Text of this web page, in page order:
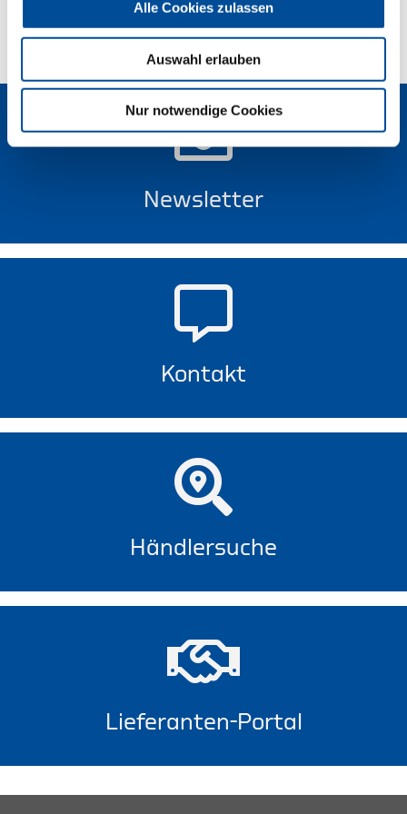
Alle Cookies zulassen
Auswahl erlauben
Nur notwendige Cookies
Technische Eigenschaften
Newsletter
Kontakt
Händlersuche
Lieferanten-Portal